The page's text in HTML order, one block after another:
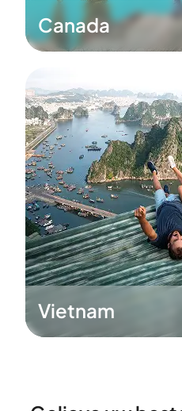
Canada
Vietnam